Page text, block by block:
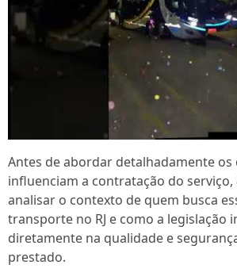
Antes de abordar detalhadamente os
influenciam a contratação do
analisar o contexto de quem busca
transporte no RJ e como a legislação
diretamente na qualidade e
prestado.